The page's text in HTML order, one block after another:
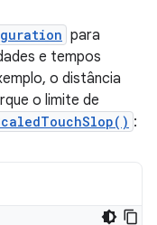
para
e tempos
o distância
o limite de
: